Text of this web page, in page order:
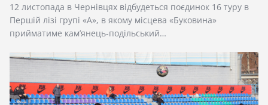
12 листопада в Чернівцях відбудеться поєдинок 16 туру в
Першій лізі групі «А», в якому місцева «Буковина»
прийматиме кам’янець-подільський…